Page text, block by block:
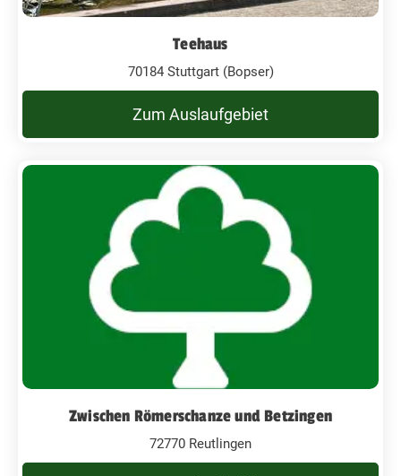
Teehaus
70184 Stuttgart (Bopser)
Zum Auslaufgebiet
Zwischen Römerschanze und Betzingen
72770 Reutlingen